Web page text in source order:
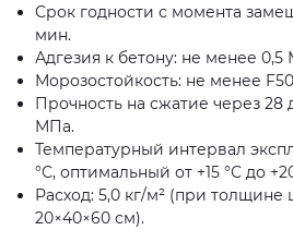
Срок годности с момента
мин.
Адгезия к бетону: не менее 0,5
Морозостойкость: не менее
Прочность на сжатие через 28
МПа.
Температурный интервал
°С, оптимальный от +15 °С до
Расход: 5,0 кг/м² (при
20×40×60 см).